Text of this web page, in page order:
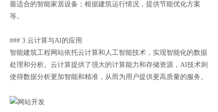
最适合的智能家居设备；根据建筑运行情况，提供节能优化方案
等。
### 3.云计算与AI的应用
智能建筑工程网站依托云计算和人工智能技术，实现智能化的数据
处理和分析。云计算提供了强大的计算能力和存储资源，AI技术则
使得数据分析更加智能和精准，从而为用户提供更高质量的服务。